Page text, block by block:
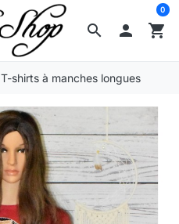
search  shopping_cart
0
T-shirts à manches longues